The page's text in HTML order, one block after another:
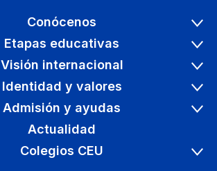
Conócenos
Etapas educativas
Visión internacional
Identidad y valores
Admisión y ayudas
Actualidad
Colegios CEU